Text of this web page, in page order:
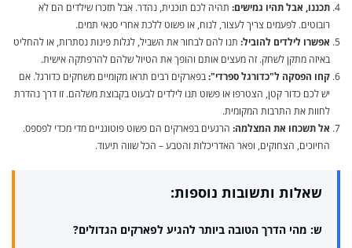
תכננו, אבל תהיו גמישים: תהיה לכם תוכנית, נהדר. אבל תזכרו שילדים הם לא
רובוטים. לפעמים צריך לעצור, לנוח, או פשוט ללכת אחרי סנאי תמים.
אפשרו לילדים להוביל: תנו להם לבחור את השביל, לגלות פינות נסתרות, או להחליט
באיזה מתקן לשחק. זה מעצים אותם והופך את הטיול שלהם להרפתקה אישית.
קחו הפסקה ל"כדורגל ספרדי":בפארקים רבים תראו מקומיים משחקים כדורגל. אם
יש לכם כדור קטן, הצטרפו או פשוט תנו לילדים לבעוט בקבוצת משלהם. זו דרך נהדרת
לחוות את התרבות המקומית.
אל תשכחו את המצלמה: הרגעים בפארקים הם פשוט פוטוגניים מדי מכדי לפספס.
החיוכים, הצחוקים, ופאר האדריכלות והטבע – הכל שווה תיעוד.
שאלות ותשובות נוספות:
ש: מהי הדרך הטובה ביותר להגיע לפארקים הגדולים?